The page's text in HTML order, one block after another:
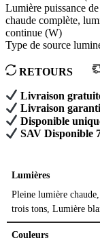
Lumière puissance
chaude complète,
continue (W)
Type de source
RETOURS
Livraison
Livraison
Disponible
SAV Disponible
Lumières
Pleine lumière
trois tons, Lumière
Couleurs